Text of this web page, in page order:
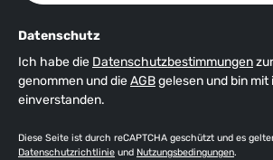
Datenschutz
Ich habe die Datenschutzbestimmungen
genommen und dieAGBgelesen und bin mit
einverstanden.
Diese Seite ist durch reCAPTCHA geschützt und es
Datenschutzrichtlinie und Nutzungsbedingungen.